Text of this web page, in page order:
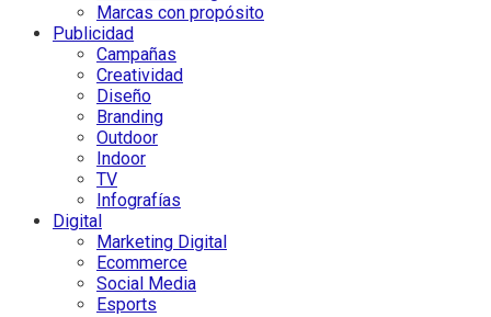
Marcas con propósito
Publicidad
Campañas
Creatividad
Diseño
Branding
Outdoor
Indoor
TV
Infografías
Digital
Marketing Digital
Ecommerce
Social Media
Esports